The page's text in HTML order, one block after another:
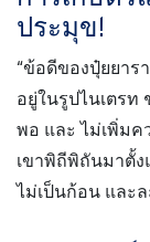
ประมุข!
“ข้อดีของปุ๋ยยาร
อยู่ในรูปไนเตรท
พอ และ ไม่เพิ่มค
เขาพิถีพิถันมาตั้
ไม่เป็นก้อน และ